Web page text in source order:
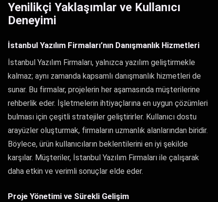
Yenilikçi Yaklaşımlar ve Kullanıcı
Deneyimi
İstanbul Yazılım Firmaları’nın Danışmanlık Hizmetleri
İstanbul Yazılım Firmaları, yalnızca yazılım geliştirmekle
kalmaz; aynı zamanda kapsamlı danışmanlık hizmetleri de
sunar. Bu firmalar, projelerin her aşamasında müşterilerine
rehberlik eder. İşletmelerin ihtiyaçlarına en uygun çözümleri
bulması için çeşitli stratejiler geliştirirler. Kullanıcı dostu
arayüzler oluşturmak, firmaların uzmanlık alanlarından biridir.
Böylece, ürün kullanıcıların beklentilerini en iyi şekilde
karşılar. Müşteriler, İstanbul Yazılım Firmaları ile çalışarak
daha etkin ve verimli sonuçlar elde eder.
Proje Yönetimi ve Sürekli Gelişim